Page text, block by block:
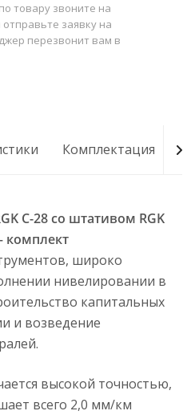
товару звоните на
отправьте заявку на
перезвонит вам в
Комплектация
C-28 со штативом RGK
комплект
широко
нивелировании в
капитальных
и возведение
высокой точностью,
всего 2,0 мм/км